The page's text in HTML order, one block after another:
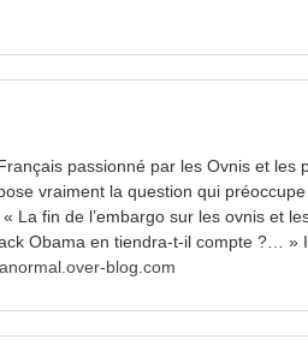
passionné par les Ovnis et les
vraiment la question qui
La fin de l’embargo sur les ovnis et
Obama en tiendra-t-il compte ?… »
blog.com